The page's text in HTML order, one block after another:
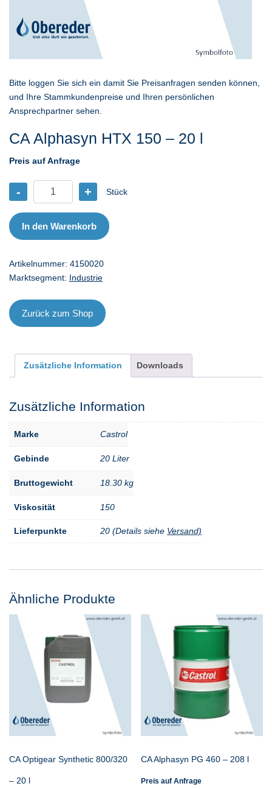
CA Alphasyn HTX 150 – 20 l
Preis auf Anfrage
CA
Alphasyn
HTX
150
20
l
- + Stück
In den Warenkorb
Artikelnummer: 4150020
Marktsegment: Industrie
Zurück zum Shop
Bitte loggen Sie sich ein damit Sie Preisanfragen senden können,
und Ihre Stammkundenpreise und Ihren persönlichen
Ansprechpartner sehen.
Zusätzliche Information Downloads
Zusätzliche Information
Lieferpunkte 20 (Details siehe Versand)
Marke Castrol
Gebinde 20 Liter
Bruttogewicht 18.30 kg
Viskosität 150
Ähnliche Produkte
CA Optigear Synthetic 800/320
– 20 l
CA Alphasyn PG 460 – 208 l
Preis auf Anfrage